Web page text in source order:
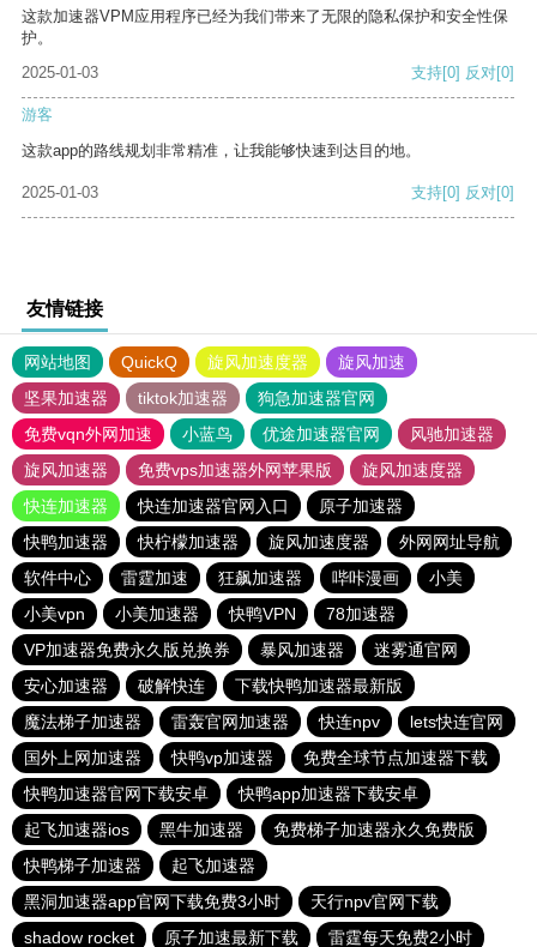
这款加速器VPM应用程序已经为我们带来了无限的隐私保护和安全性保
护。
2025-01-03
支持[0] 反对[0]
游客
这款app的路线规划非常精准，让我能够快速到达目的地。
2025-01-03 支持[0] 反对[0]
友情链接
网站地图 QuickQ 旋风加速度器
旋风加速
坚果加速器
tiktok加速器
狗急加速器官网
免费vqn外网加速
小蓝鸟 优途加速器官网
风驰加速器
旋风加速器
免费vps加速器外网苹果版
旋风加速度器
快连加速器
快连加速器官网入口
原子加速器
快鸭加速器
快柠檬加速器 旋风加速度器
外网网址导航
软件中心
雷霆加速 狂飙加速器 哔咔漫画
小美
小美vpn
小美加速器 快鸭VPN
78加速器
VP加速器免费永久版兑换券
暴风加速器
迷雾通官网
安心加速器
破解快连
下载快鸭加速器最新版
魔法梯子加速器
雷轰官网加速器 快连npv
lets快连官网
国外上网加速器
快鸭vp加速器
免费全球节点加速器下载
快鸭加速器官网下载安卓
快鸭app加速器下载安卓
起飞加速器ios
黑牛加速器
免费梯子加速器永久免费版
快鸭梯子加速器
起飞加速器
黑洞加速器app官网下载免费3小时
天行npv官网下载
shadow rocket
原子加速最新下载 雷霆每天免费2小时